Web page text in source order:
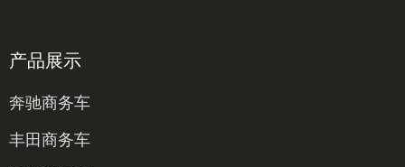
产品展示
奔驰商务车
丰田商务车